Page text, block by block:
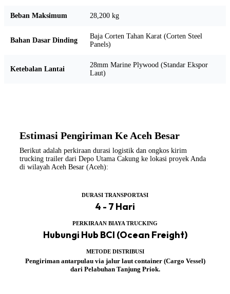
Beban Maksimum 28,200 kg
Bahan Dasar Dinding
Baja Corten Tahan Karat (Corten Steel
Panels)
Ketebalan Lantai
28mm Marine Plywood (Standar Ekspor
Laut)
Estimasi Pengiriman Ke Aceh Besar
Berikut adalah perkiraan durasi logistik dan ongkos kirim
trucking trailer dari Depo Utama Cakung ke lokasi proyek Anda
di wilayah Aceh Besar (Aceh):
DURASI TRANSPORTASI
4 - 7 Hari
PERKIRAAN BIAYA TRUCKING
Hubungi Hub BCI (Ocean Freight)
METODE DISTRIBUSI
Pengiriman antarpulau via jalur laut container (Cargo Vessel)
dari Pelabuhan Tanjung Priok.